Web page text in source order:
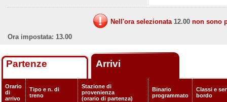
Nell'ora selezionata 12.00 non sono
Ora impostata: 13.00
Partenze Arrivi
Orario
di
arrivo
Tipo e n. di
treno
Stazione di
provenienza
(orario di partenza)
Binario
programmato
Classi e
bordo